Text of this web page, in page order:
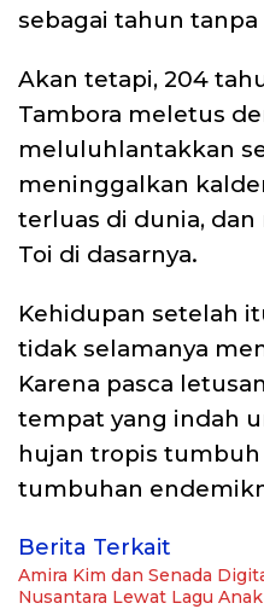
sebagai tahun
Akan tetapi, 204
Tambora meletus
meluluhlantakkan
meninggalkan
terluas di dunia,
Toi di dasarnya.
Kehidupan setelah
tidak selamanya
Karena pasca
tempat yang indah
hujan tropis
tumbuhan
Berita Terkait
Amira Kim dan Senada
Nusantara Lewat Lagu Anak